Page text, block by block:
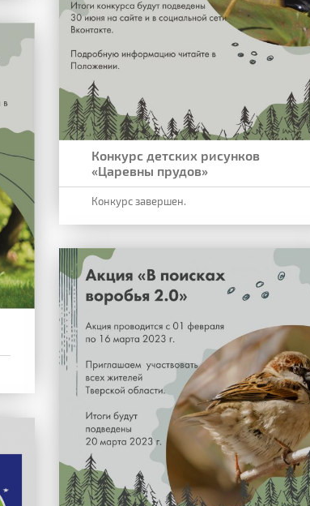
Конкурс детских рисунков
«Царевны прудов»
Конкурс завершен.